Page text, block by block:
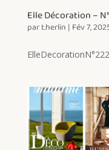
Elle Décoration –
part.herlin | Fév 7,